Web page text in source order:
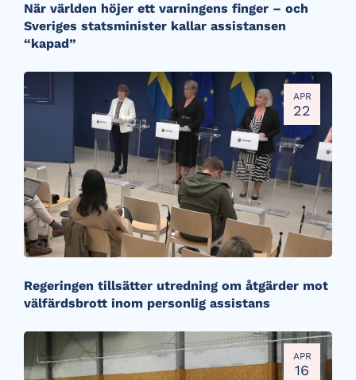
När världen höjer ett varningens finger – och
Sveriges statsminister kallar assistansen
“kapad”
APR
22
Regeringen tillsätter utredning om åtgärder mot
välfärdsbrott inom personlig assistans
APR
16